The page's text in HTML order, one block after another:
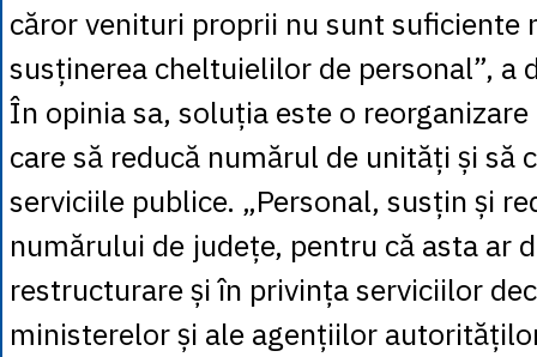
căror venituri proprii nu sunt suficiente
susținerea cheltuielilor de personal”, a
În opinia sa, soluția este o
care să reducă numărul de unități și să
serviciile publice. „Personal, susțin și
numărului de județe, pentru că asta ar
restructurare și în privința serviciilor
ministerelor și ale agențiilor